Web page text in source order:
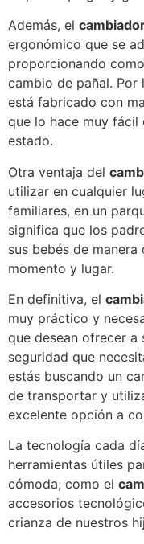
Además, el
ergonómico que se
proporcionando
cambio de pañal.
está fabricado con
que lo hace muy fácil
estado.
Otra ventaja del
utilizar en cualquier
familiares, en un
significa que los
sus bebés de
momento y lugar.
En definitiva, el
muy práctico y
que desean ofrecer
seguridad que
estás buscando un
de transportar y
excelente opción a
La tecnología cada
herramientas útiles
cómoda, como el
accesorios
crianza de nuestros